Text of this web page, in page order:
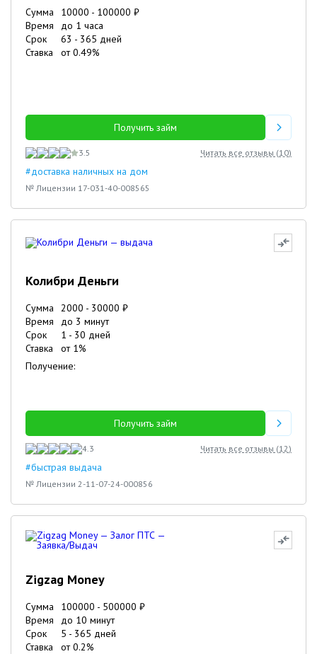
Сумма 10000 - 100000 ₽
Время
до 1 часа
Срок
63 - 365 дней
Ставка
от0.49%
Получить займ
3.5 Читать все отзывы (10)
#доставка наличных на дом
№ Лицензии 17-031-40-008565
Колибри Деньги
Сумма 2000 - 30000 ₽
Время
до 3 минут
Срок
1 - 30 дней
Ставка
от 1%
Получение:
Получить займ
4.3 Читать все отзывы (12)
#быстрая выдача
№ Лицензии 2-11-07-24-000856
Zigzag Money
Сумма 100000 - 500000 ₽
Время
до 10 минут
Срок
5 - 365 дней
Ставка
от0.2%